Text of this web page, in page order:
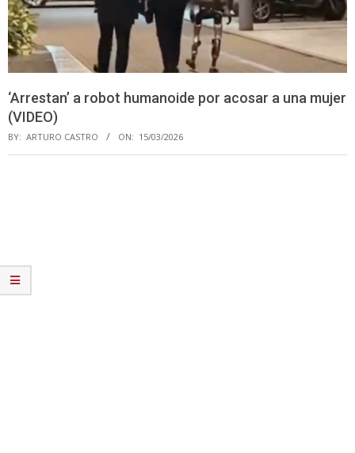
‘Arrestan’ a robot humanoide por acosar a una mujer
(VIDEO)
BY: ARTURO CASTRO ON: 15/03/2026